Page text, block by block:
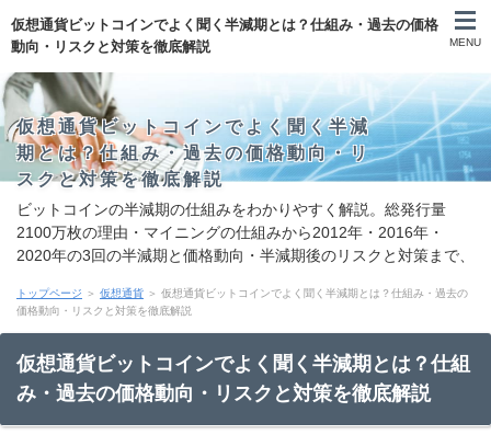
仮想通貨ビットコインでよく聞く半減期とは？仕組み・過去の価格
動向・リスクと対策を徹底解説
MENU
仮想通貨ビットコインでよく聞く半減
期とは？仕組み・過去の価格動向・リ
スクと対策を徹底解説
ビットコインの半減期の仕組みをわかりやすく解説。総発行量
2100万枚の理由・マイニングの仕組みから2012年・2016年・
2020年の3回の半減期と価格動向・半減期後のリスクと対策まで、
トップページ ＞ 仮想通貨 ＞ 仮想通貨ビットコインでよく聞く半減期とは？仕組み・過去の
価格動向・リスクと対策を徹底解説
仮想通貨ビットコインでよく聞く半減期とは？仕組
み・過去の価格動向・リスクと対策を徹底解説